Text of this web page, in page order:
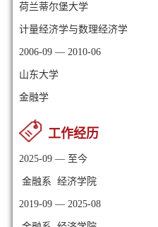
荷兰蒂尔堡大学
计量经济学与数理经济学
2006-09 — 2010-06
山东大学
金融学
工作经历
2025-09 — 至今
金融系 经济学院
2019-09 — 2025-08